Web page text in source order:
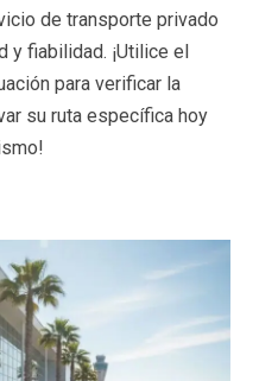
de transporte privado
y fiabilidad. ¡Utilice el
para verificar la
su ruta específica hoy